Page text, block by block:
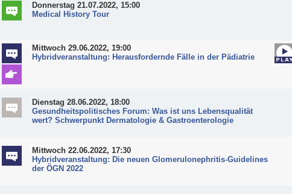
Donnerstag 21.07.2022, 15:00
Medical History Tour
Mittwoch 29.06.2022, 19:00
Hybridveranstaltung: Herausfordernde Fälle in der Pädiatrie
Dienstag 28.06.2022, 18:00
Gesundheitspolitisches Forum: Was ist uns Lebensqualität
wert? Schwerpunkt Dermatologie & Gastroenterologie
Mittwoch 22.06.2022, 17:30
Hybridveranstaltung: Die neuen Glomerulonephritis-Guidelines
der ÖGN 2022